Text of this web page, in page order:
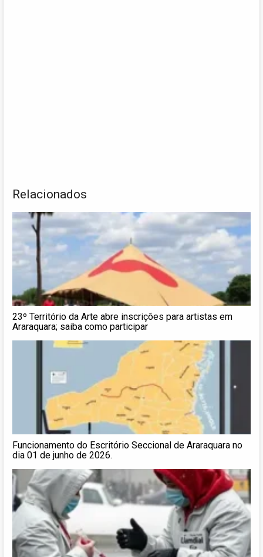
Relacionados
23º Território da Arte abre inscrições para artistas em
Araraquara; saiba como participar
Funcionamento do Escritório Seccional de Araraquara no
dia 01 de junho de 2026.